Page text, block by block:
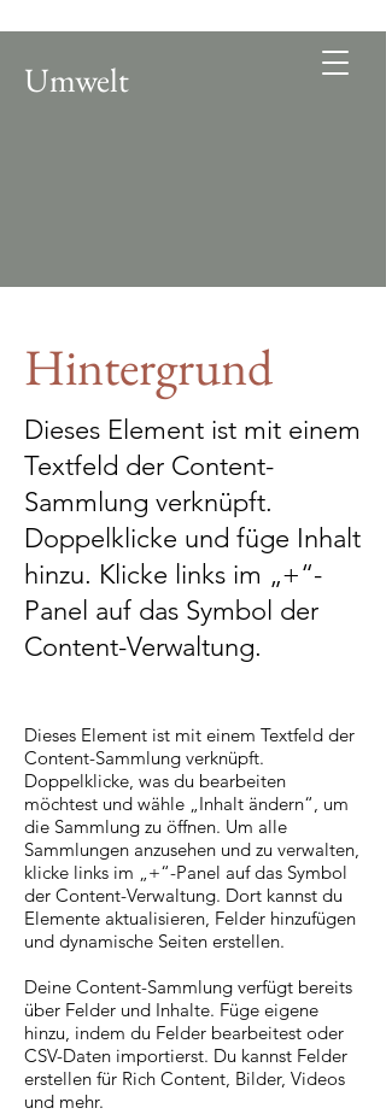
Umwelt
Hintergrund
Dieses Element ist mit einem
Textfeld der Content-
Sammlung verknüpft.
Doppelklicke und füge Inhalt
hinzu. Klicke links im „+“-
Panel auf das Symbol der
Content-Verwaltung.
Dieses Element ist mit einem Textfeld der
Content-Sammlung verknüpft.
Doppelklicke, was du bearbeiten
möchtest und wähle „Inhalt ändern“, um
die Sammlung zu öffnen. Um alle
Sammlungen anzusehen und zu verwalten,
klicke links im „+“-Panel auf das Symbol
der Content-Verwaltung. Dort kannst du
Elemente aktualisieren, Felder hinzufügen
und dynamische Seiten erstellen.
Deine Content-Sammlung verfügt bereits
über Felder und Inhalte. Füge eigene
hinzu, indem du Felder bearbeitest oder
CSV-Daten importierst. Du kannst Felder
erstellen für Rich Content, Bilder, Videos
und mehr.